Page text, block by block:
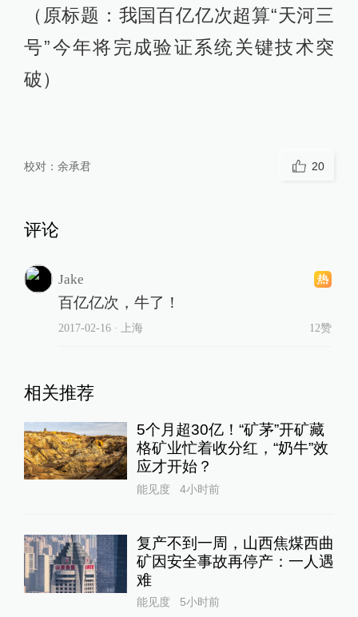
（原标题：我国百亿亿次超算“天河三
号”今年将完成验证系统关键技术突
破）
校对： 余承君 20
评论
Jake
百亿亿次，牛了！
2017-02-16∙ 上海 12赞
相关推荐
5个月超30亿！“矿茅”开矿藏
格矿业忙着收分红，“奶牛”效
应才开始？
能见度 4小时前
复产不到一周，山西焦煤西曲
矿因安全事故再停产：一人遇
难
能见度 5小时前